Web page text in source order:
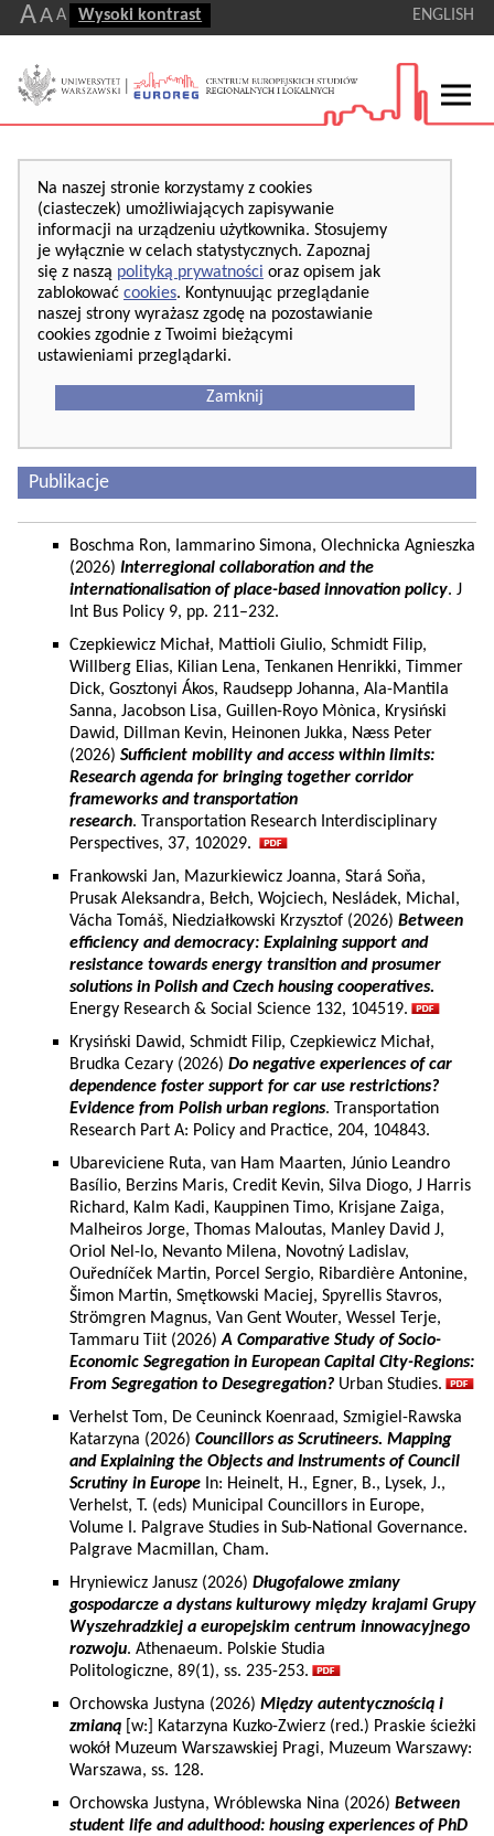
AA A Wysoki kontrast ENGLISH
Na naszej stronie korzystamy z cookies
(ciasteczek) umożliwiających zapisywanie
informacji na urządzeniu użytkownika. Stosujemy
je wyłącznie w celach statystycznych. Zapoznaj
się z naszą polityką prywatności oraz opisem jak
zablokować cookies. Kontynuując przeglądanie
naszej strony wyrażasz zgodę na pozostawianie
cookies zgodnie z Twoimi bieżącymi
ustawieniami przeglądarki.
Zamknij
Publikacje
Boschma Ron, Iammarino Simona, Olechnicka Agnieszka
(2026) Interregional collaboration and the
internationalisation of place-based innovation policy. J
Int Bus Policy 9, pp. 211–232.
Czepkiewicz Michał, Mattioli Giulio, Schmidt Filip,
Willberg Elias, Kilian Lena, Tenkanen Henrikki, Timmer
Dick, Gosztonyi Ákos, Raudsepp Johanna, Ala-Mantila
Sanna, Jacobson Lisa, Guillen-Royo Mònica, Krysiński
Dawid, Dillman Kevin, Heinonen Jukka, Næss Peter
(2026) Sufficient mobility and access within limits:
Research agenda for bringing together corridor
frameworks and transportation
research. Transportation Research Interdisciplinary
Perspectives, 37, 102029.
Frankowski Jan, Mazurkiewicz Joanna, Stará Soňa,
Prusak Aleksandra, Bełch, Wojciech, Nesládek, Michal,
Vácha Tomáš, Niedziałkowski Krzysztof (2026) Between
efficiency and democracy: Explaining support and
resistance towards energy transition and prosumer
solutions in Polish and Czech housing cooperatives.
Energy Research & Social Science 132, 104519.
Krysiński Dawid, Schmidt Filip, Czepkiewicz Michał,
Brudka Cezary (2026) Do negative experiences of car
dependence foster support for car use restrictions?
Evidence from Polish urban regions. Transportation
Research Part A: Policy and Practice, 204, 104843.
Ubareviciene Ruta, van Ham Maarten, Júnio Leandro
Basílio, Berzins Maris, Credit Kevin, Silva Diogo, J Harris
Richard, Kalm Kadi, Kauppinen Timo, Krisjane Zaiga,
Malheiros Jorge, Thomas Maloutas, Manley David J,
Oriol Nel-lo, Nevanto Milena, Novotný Ladislav,
Ouředníček Martin, Porcel Sergio, Ribardière Antonine,
Šimon Martin, Smętkowski Maciej, Spyrellis Stavros,
Strömgren Magnus, Van Gent Wouter, Wessel Terje,
Tammaru Tiit (2026)A Comparative Study of Socio-
Economic Segregation in European Capital City-Regions:
From Segregation to Desegregation? Urban Studies.
Verhelst Tom, De Ceuninck Koenraad, Szmigiel-Rawska
Katarzyna (2026) Councillors as Scrutineers. Mapping
and Explaining the Objects and Instruments of Council
Scrutiny in Europe In: Heinelt, H., Egner, B., Lysek, J.,
Verhelst, T. (eds) Municipal Councillors in Europe,
Volume I. Palgrave Studies in Sub-National Governance.
Palgrave Macmillan, Cham.
Hryniewicz Janusz (2026) Długofalowe zmiany
gospodarcze a dystans kulturowy między krajami Grupy
Wyszehradzkiej a europejskim centrum innowacyjnego
rozwoju. Athenaeum. Polskie Studia
Politologiczne, 89(1), ss. 235-253.
Orchowska Justyna (2026) Między autentycznością i
zmianą [w:] Katarzyna Kuzko-Zwierz (red.) Praskie ścieżki
wokół Muzeum Warszawskiej Pragi, Muzeum Warszawy:
Warszawa, ss. 128.
Orchowska Justyna, Wróblewska Nina (2026) Between
student life and adulthood: housing experiences of PhD